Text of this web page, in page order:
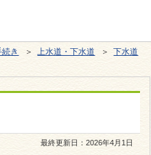
続き ＞上水道・下水道 ＞下水道
最終更新日：2026年4月1日